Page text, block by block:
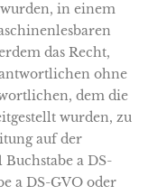
in einem
das Recht,
ohne
dem die
wurden, zu
auf der
a DS-
a DS-GVO oder